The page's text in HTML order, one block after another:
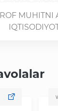
MUHITNI